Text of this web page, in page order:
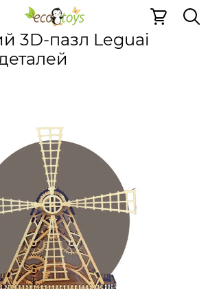
Механічні 3D пазли
3D-пазл Leguai